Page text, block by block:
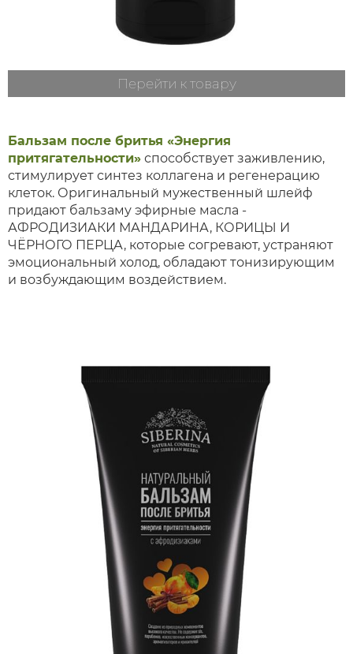
Перейти к товару
Бальзам после бритья «Энергия
притягательности» способствует заживлению,
стимулирует синтез коллагена и регенерацию
клеток. Оригинальный мужественный шлейф
придают бальзаму эфирные масла -
АФРОДИЗИАКИ МАНДАРИНА, КОРИЦЫ И
ЧЁРНОГО ПЕРЦА, которые согревают, устраняют
эмоциональный холод, обладают тонизирующим
и возбуждающим воздействием.